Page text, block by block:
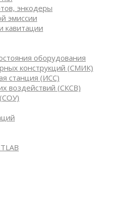
энкодеры
эмиссии
кавитации
оборудования
конструкций (СМИК)
станция (ИСС)
воздействий (СКСВ)